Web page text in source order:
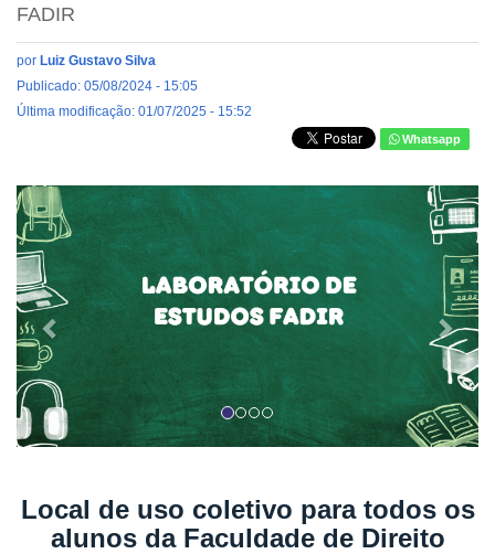
FADIR
por Luiz Gustavo Silva
Publicado: 05/08/2024 - 15:05
Última modificação: 01/07/2025 - 15:52
Whatsapp
Previous Next
Local de uso coletivo para todos os
alunos da Faculdade de Direito